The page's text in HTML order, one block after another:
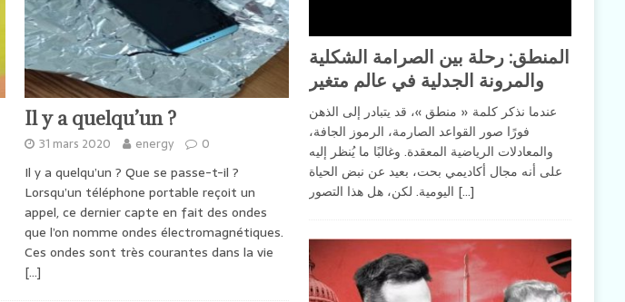
Il y a quelqu’un ?
31 mars 2020 energy 0
Il y a quelqu’un ? Que se passe-t-il ?
Lorsqu’un téléphone portable reçoit un
appel, ce dernier capte en fait des ondes
que l’on nomme ondes électromagnétiques.
Ces ondes sont très courantes dans la vie
[…]
المنطق: رحلة بين الصرامة الشكلية
والمرونة الجدلية في عالم متغير
عندما نذكر كلمة « منطق »، قد يتبادر إلى الذهن
فورًا صور القواعد الصارمة، الرموز الجافة،
والمعادلات الرياضية المعقدة. وغالبًا ما يُنظر إليه
على أنه مجال أكاديمي بحت، بعيد عن نبض الحياة
[…]